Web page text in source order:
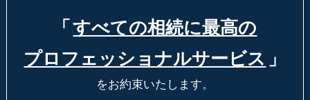
「 すべての相続に最高の
プロフェッショナルサービス 」
をお約束いたします。